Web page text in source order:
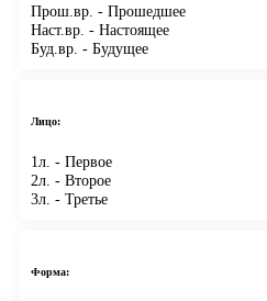
Прош.вр. - Прошедшее
Наст.вр. - Настоящее
Буд.вр. - Будущее
Лицо:
1л. - Первое
2л. - Второе
3л. - Третье
Форма: